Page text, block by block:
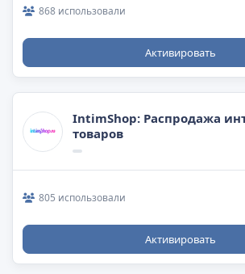
868 использовали
Активировать
IntimShop: Распродажа
товаров
805 использовали
Активировать